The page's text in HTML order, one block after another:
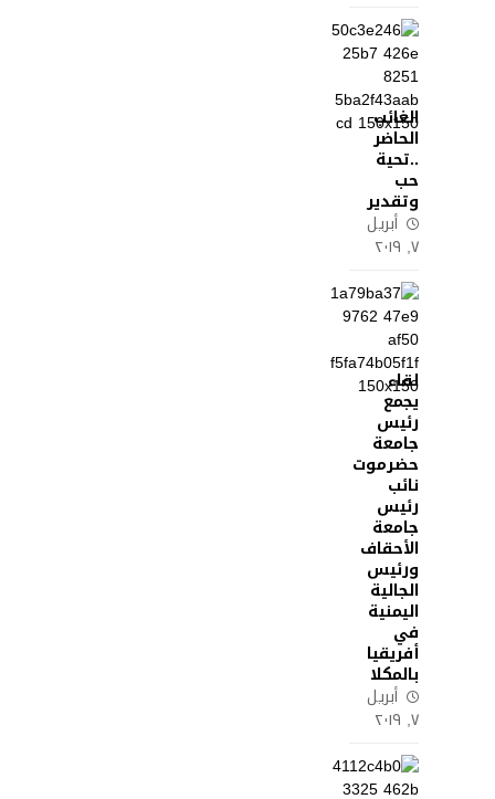
الغائب
الحاضر
..تحية
حب
وتقدير
أبريل
٧, ٢٠١٩
لقاء
يجمع
رئيس
جامعة
حضرموت
نائب
رئيس
جامعة
الأحقاف
ورئيس
الجالية
اليمنية
في
أفريقيا
بالمكلا
أبريل
٧, ٢٠١٩